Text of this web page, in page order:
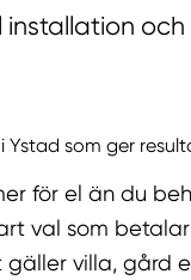
installation
Ystad som ger
för el än du
val som
villa, gård